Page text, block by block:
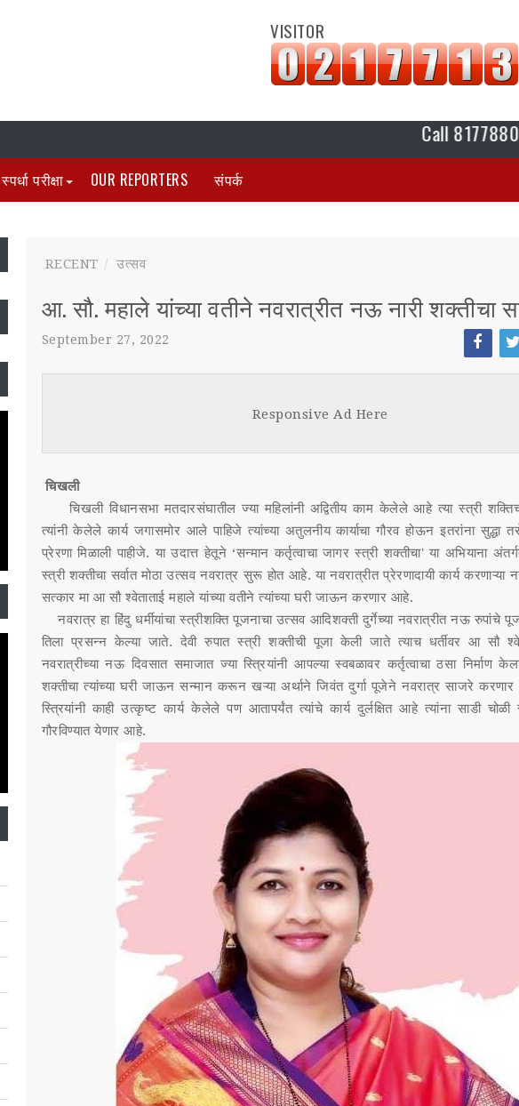
VISITOR
Call
स्पर्धा परीक्षा OUR REPORTERS संपर्क
RECENT उत्सव
आ. सौ. महाले यांच्या वतीने नवरात्रीत नऊ नारी शक्तीचा
September 27, 2022
Face
Responsive Ad Here
चिखली
चिखली विधानसभा मतदारसंघातील ज्या महिलांनी अद्वितीय काम केलेले आहे त्या स्त्री
त्यांनी केलेले कार्य जगासमोर आले पाहिजे त्यांच्या अतुलनीय कार्याचा गौरव होऊन इतरांना सुद्धा
प्रेरणा मिळाली पाहीजे. या उदात्त हेतूने ‘सन्मान कर्तृत्वाचा जागर स्त्री शक्तीचा' या अभियाना
स्त्री शक्तीचा सर्वात मोठा उत्सव नवरात्र सुरू होत आहे. या नवरात्रीत प्रेरणादायी कार्य करणाऱ्या
सत्कार मा आ सौ श्वेताताई महाले यांच्या वतीने त्यांच्या घरी जाऊन करणार आहे.
नवरात्र हा हिंदु धर्मीयांचा स्त्रीशक्ति पूजनाचा उत्सव आदिशक्ती दुर्गेच्या नवरात्रीत नऊ
तिला प्रसन्न केल्या जाते. देवी रुपात स्त्री शक्तीची पूजा केली जाते त्याच धर्तीवर आ सौ
नवरात्रीच्या नऊ दिवसात समाजात ज्या स्त्रियांनी आपल्या स्वबळावर कर्तृत्वाचा ठसा निर्माण
शक्तीचा त्यांच्या घरी जाऊन सन्मान करून खऱ्या अर्थाने जिवंत दुर्गा पूजेने नवरात्र साजरे
स्त्रियांनी काही उत्कृष्ट कार्य केलेले पण आतापर्यंत त्यांचे कार्य दुर्लक्षित आहे त्यांना साडी
गौरविण्यात येणार आहे.